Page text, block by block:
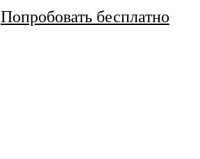
Попробовать бесплатно